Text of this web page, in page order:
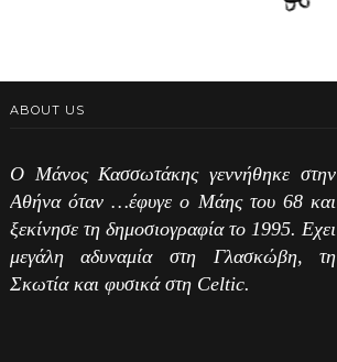
ABOUT US
Ο Μάνος Κασσωτάκης γεννήθηκε στην
Αθήνα όταν …έφυγε ο Μάης του 68 και
ξεκίνησε τη δημοσιογραφία το 1995. Εχει
μεγάλη αδυναμία στη Γλασκώβη, τη
Σκωτία και φυσικά στη Celtic.